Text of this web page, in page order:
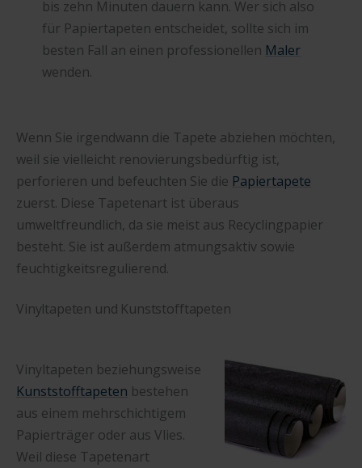
bis zehn Minuten dauern kann. Wer sich also
für Papiertapeten entscheidet, sollte sich im
besten Fall an einen professionellen Maler
wenden.
Wenn Sie irgendwann die Tapete abziehen möchten,
weil sie vielleicht renovierungsbedürftig ist,
perforieren und befeuchten Sie die Papiertapete
zuerst. Diese Tapetenart ist überaus
umweltfreundlich, da sie meist aus Recyclingpapier
besteht. Sie ist außerdem atmungsaktiv sowie
feuchtigkeitsregulierend.
Vinyltapeten und Kunststofftapeten
Vinyltapeten beziehungsweise
Kunststofftapeten bestehen
aus einem mehrschichtigem
Papierträger oder aus Vlies.
Weil diese Tapetenart